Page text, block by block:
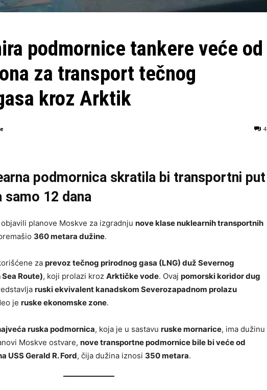
podmornice tankere veće od
za transport tečnog
kroz Arktik
4
podmornica skratila bi transportni put
samo 12 dana
planove Moskve za izgradnju nove klase nuklearnih transportnih
360 metara dužine.
za prevoz tečnog prirodnog gasa (LNG) duž Severnog
Route), koji prolazi kroz Arktičke vode. Ovaj pomorski koridor dug
ruski ekvivalent kanadskom Severozapadnom prolazu
je ruske ekonomske zone.
ruska podmornica, koja je u sastavu ruske mornarice, ima dužinu
Moskve ostvare, nove transportne podmornice bile bi veće od
USS Gerald R. Ford, čija dužina iznosi 350 metara.